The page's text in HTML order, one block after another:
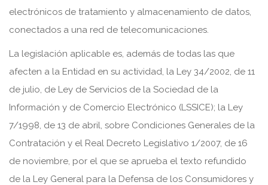
electrónicos de tratamiento y almacenamiento de datos,
conectados a una red de telecomunicaciones.
La legislación aplicable es, además de todas las que
afecten a la Entidad en su actividad, la Ley 34/2002, de 11
de julio, de Ley de Servicios de la Sociedad de la
Información y de Comercio Electrónico (LSSICE); la Ley
7/1998, de 13 de abril, sobre Condiciones Generales de la
Contratación y el Real Decreto Legislativo 1/2007, de 16
de noviembre, por el que se aprueba el texto refundido
de la Ley General para la Defensa de los Consumidores y